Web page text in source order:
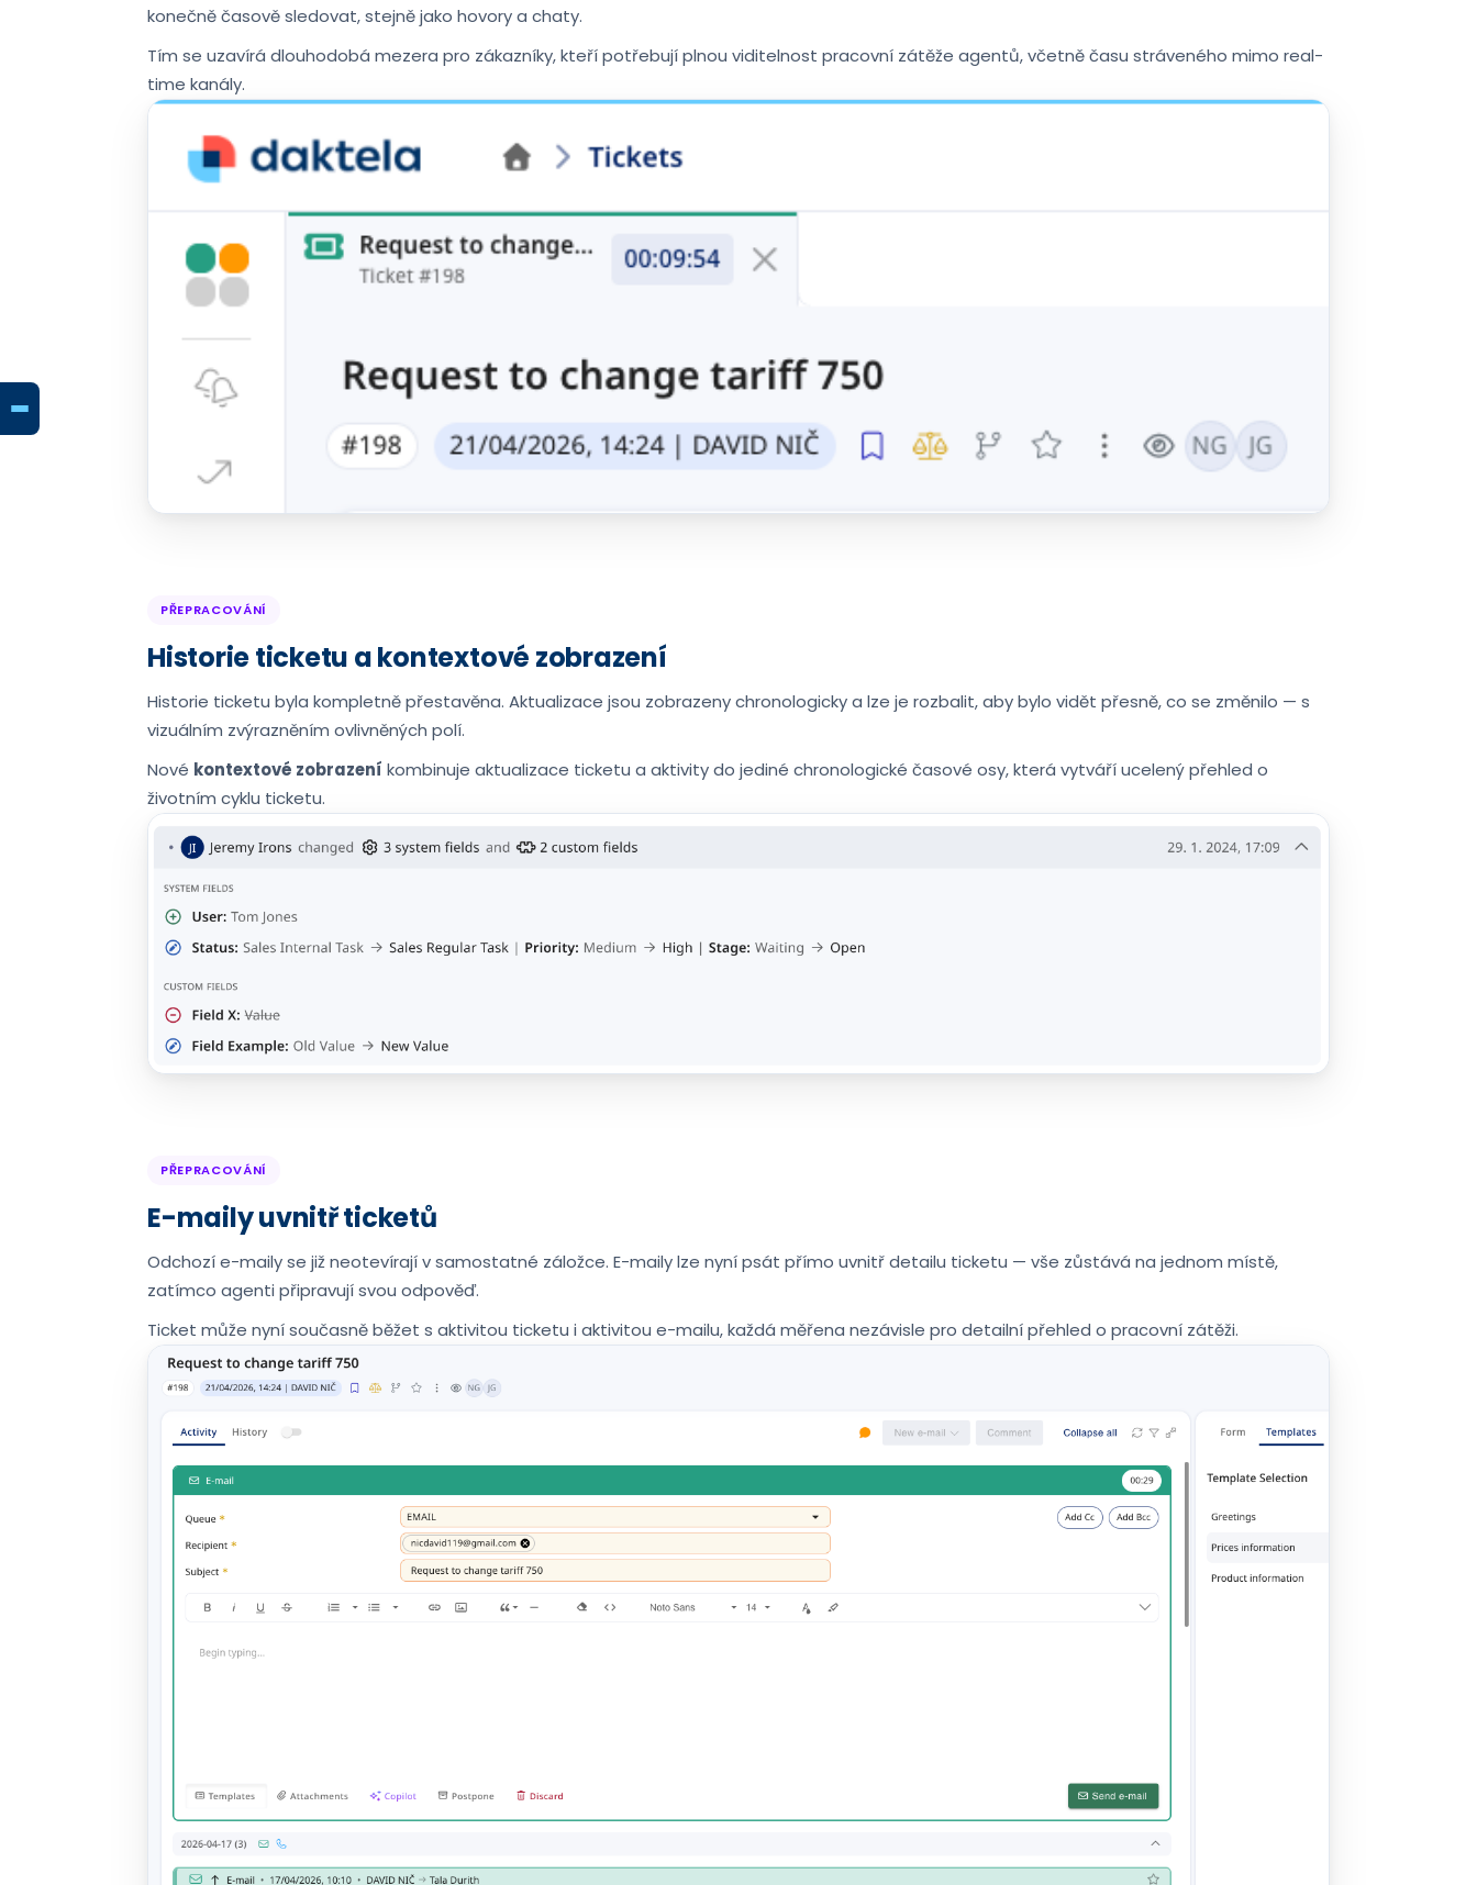
konečně časově sledovat, stejně jako hovory a chaty.
Tím se uzavírá dlouhodobá mezera pro zákazníky, kteří potřebují plnou viditelnost pracovní zátěže agentů, včetně času stráveného mimo real-
time kanály.
PŘEPRACOVÁNÍ
Historie ticketu a kontextové zobrazení
Historie ticketu byla kompletně přestavěna. Aktualizace jsou zobrazeny chronologicky a lze je rozbalit, aby bylo vidět přesně, co se změnilo — s
vizuálním zvýrazněním ovlivněných polí.
Nové kontextové zobrazení kombinuje aktualizace ticketu a aktivity do jediné chronologické časové osy, která vytváří ucelený přehled o
životním cyklu ticketu.
PŘEPRACOVÁNÍ
E-maily uvnitř ticketů
Odchozí e-maily se již neotevírají v samostatné záložce. E-maily lze nyní psát přímo uvnitř detailu ticketu — vše zůstává na jednom místě,
zatímco agenti připravují svou odpověď.
Ticket může nyní současně běžet s aktivitou ticketu i aktivitou e-mailu, každá měřena nezávisle pro detailní přehled o pracovní zátěži.